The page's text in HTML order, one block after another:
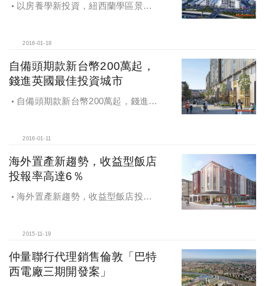
以房養學新投資，紐西蘭學區景觀
2016-01-18
自備頭期款新台幣200萬起，
錢進英國最佳投資城市
自備頭期款新台幣200萬起，錢進英
2016-01-11
海外置產新趨勢，收益型飯店
投報率高達6％
海外置產新趨勢，收益型飯店投報
2015-11-19
仲量聯行代理銷售倫敦「巴特
西電廠三期開發案」